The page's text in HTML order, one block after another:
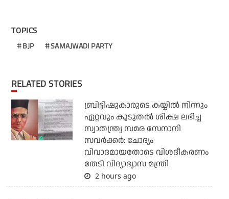
TOPICS
BJP SAMAJWADI PARTY
RELATED STORIES
ബ്രിട്ടിഷുകാരുടെ കയ്യില്‍ നിന്നും
ഏറ്റവും കൂടുതല്‍ ശിക്ഷ ലഭിച്ച
സ്വാതന്ത്ര്യ സമര സേനാനി
സവര്‍ക്കര്‍: ചോദ്യം
വിവാദമായതോടെ വിശദീകരണം
തേടി വിദ്യാഭ്യാസ മന്ത്രി
2 hours ago